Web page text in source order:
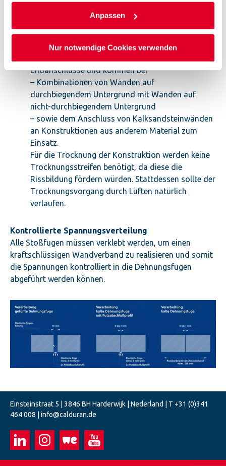
Anpassen
Nur notwendige Cookies verwenden
tragenden Wänden genutzt.
Gefüllte Dehnungsfugen sind ca. 10 mm breit und
besitzen eine elastische Fugenfüllung.
Endanschlüsse und kommen bei
– Kombinationen von Wänden auf
durchbiegendem Untergrund mit Wänden auf
nicht-durchbiegendem Untergrund
– sowie dem Anschluss von Kalksandsteinwänden
an Konstruktionen aus anderem Material zum
Einsatz.
Für die Trocknung der Konstruktion werden keine
Trocknungsstreifen benötigt, da diese die
Rissbildung fördern würden. Stattdessen sollte der
Trocknungsvorgang durch Lüften natürlich
verlaufen.
Kontrollierte Spannungsverteilung
Alle Stoßfugen müssen verklebt werden, um einen
kraftschlüssigen Wandverband zu realisieren und somit
die Spannungen kontrolliert in die Dehnungsfugen
abgeführt werden können.
Einsteinstraat 5 | 3846 BH Harderwijk | Nederland | T +31 (0)341
464 008 | info@calduran.de